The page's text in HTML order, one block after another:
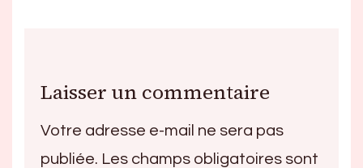
Laisser un commentaire
Votre adresse e-mail ne sera pas
publiée. Les champs obligatoires sont